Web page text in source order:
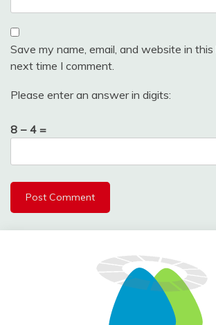
Save my name, email, and website in
next time I comment.
Please enter an answer in digits:
8 − 4 =